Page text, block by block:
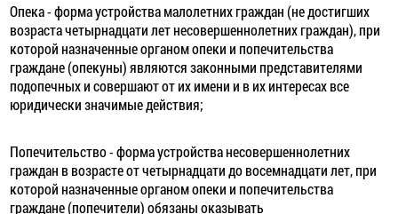
Опека - форма устройства малолетних граждан (не достигших
возраста четырнадцати лет несовершеннолетних граждан), при
которой назначенные органом опеки и попечительства
граждане (опекуны) являются законными представителями
подопечных и совершают от их имени и в их интересах все
юридически значимые действия;
Попечительство - форма устройства несовершеннолетних
граждан в возрасте от четырнадцати до восемнадцати лет, при
которой назначенные органом опеки и попечительства
граждане (попечители) обязаны оказывать